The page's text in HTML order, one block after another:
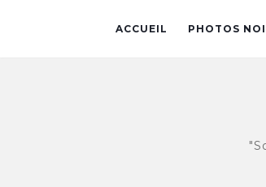
ACCUEIL PHOTOS